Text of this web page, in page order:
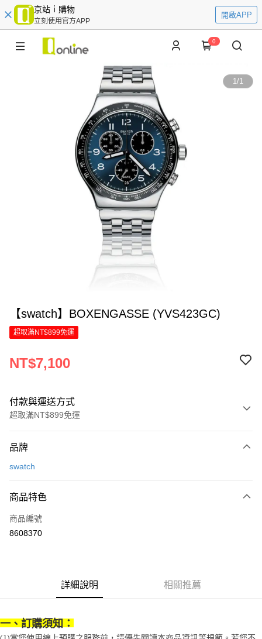
京站ｉ購物
立刻使用官方APP
開啟APP
0
1/1
【swatch】BOXENGASSE (YVS423GC)
超取滿NT$899免運
NT$7,100
付款與運送方式
超取滿NT$899免運
信用卡一次付款
6 期 0 利率 每期
合作金庫商業銀行
上海商業儲蓄銀行
聯邦商業銀行
遠東國際商業銀行
元大商業銀行
台新國際商業銀行
台灣樂天信用卡公司
LINE Pay
Apple Pay
全盈+PAY
品牌
swatch
商品特色
商品編號
8608370
詳細說明 相關推薦
一、訂購須知：